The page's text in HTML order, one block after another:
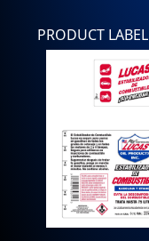
PRODUCT LABEL